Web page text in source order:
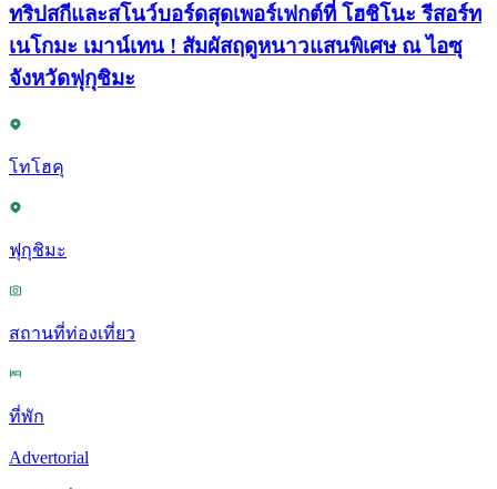
ทริปสกีและสโนว์บอร์ดสุดเพอร์เฟกต์ที่ โฮชิโนะ รีสอร์ท
เนโกมะ เมาน์เทน ! สัมผัสฤดูหนาวแสนพิเศษ ณ ไอซุ
จังหวัดฟุกุชิมะ
โทโฮคุ
ฟุกุชิมะ
สถานที่ท่องเที่ยว
ที่พัก
Advertorial